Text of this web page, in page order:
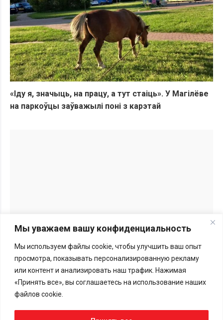
Мы уважаем вашу конфиденциальность
Мы используем файлы cookie, чтобы улучшить ваш опыт
просмотра, показывать персонализированную рекламу
или контент и анализировать наш трафик. Нажимая
«Принять все», вы соглашаетесь на использование наших
файлов cookie.
«Іду я, значыць, на працу, а тут стаіць». У Магілёве
на паркоўцы заўважылі поні з карэтай
Перепечатка материалов BGmedia.site возможна только с
Меморандум